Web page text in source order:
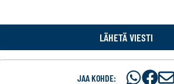
LÄHETÄ VIESTI
JAA KOHDE:
JaaJaaJ